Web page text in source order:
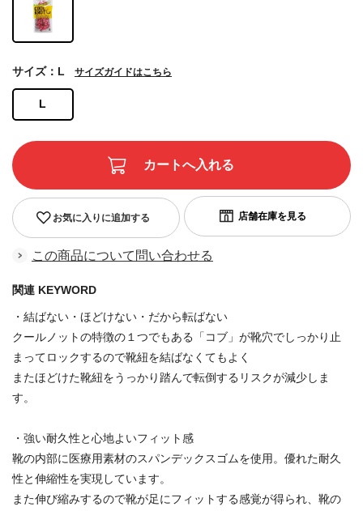
L
サイズ：L サイズガイドはこちら
お気に入りに追加する
この商品について問い合わせる
関連 KEYWORD
・結ばない・ほどけない・だから転ばない
クールノットの特徴の１つでもある「コブ」が靴穴でしっかり止
まってロックするので靴紐を結ばなくてもよく
またほどけた靴紐をうっかり踏んで転倒するリスクが減少しま
す。
・強い耐久性と心地よいフィット感
靴の内部に医療用素材のスパンデックスゴムを使用。優れた耐久
性と伸縮性を実現しています。
また伸び縮みするので靴が足にフィットする感覚が得られ、靴の